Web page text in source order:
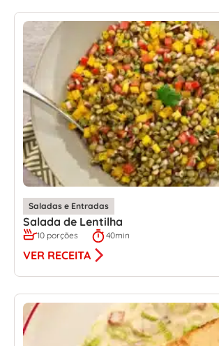
Saladas e Entradas
Salada de Lentilha
10 porções 40min
VER RECEITA